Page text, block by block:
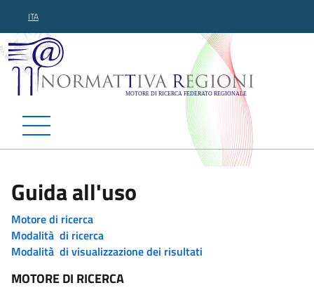
ITA
Normattiva Regioni -
Guida all'uso
Motore di ricerca
Modalità di ricerca
Modalità di visualizzazione dei risultati
MOTORE DI RICERCA